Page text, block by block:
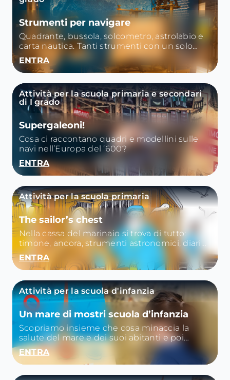
Strumenti per navigare
Quadrante, bussola, solcometro, astrolabio e
carta nautica. Tanti strumenti con un solo
unico obiettivo: orientare la nave e navigare in
sicurezza.
ENTRA
Attività per la scuola primaria e secondari
di I grado
Supergaleoni!
Cosa ci raccontano quadri e modellini sulle
navi nell’Europa del ‘600?
ENTRA
Attività per la scuola primaria
The sailor’s chest
Nella cassa del marinaio si trova di tutto:
timone, ancora, strumenti astronomici, diario
di bordo…
ENTRA
Attività per la scuola d'infanzia
Un mare di mostri scuola d’infanzia
Scopriamo insieme che cosa minaccia la
salute del mare e dei suoi abitanti e poi
iberiamo il mare dalla plastica con giochi e
piccoli quiz.
ENTRA